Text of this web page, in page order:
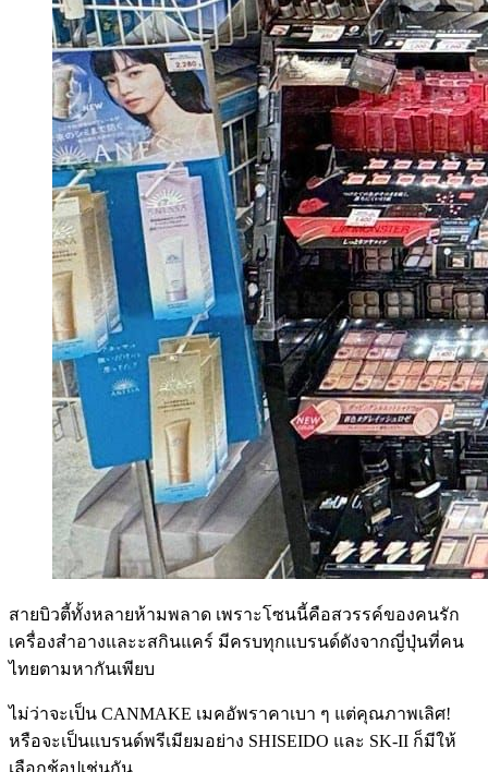
สายบิวตี้ทั้งหลายห้ามพลาด เพราะโซนนี้คือสวรรค์ของคนรัก
เครื่องสำอางและะสกินแคร์ มีครบทุกแบรนด์ดังจากญี่ปุ่นที่คน
ไทยตามหากันเพียบ
ไม่ว่าจะเป็น CANMAKE เมคอัพราคาเบา ๆ แต่คุณภาพเลิศ!
หรือจะเป็นแบรนด์พรีเมียมอย่าง SHISEIDO และ SK-II ก็มีให้
เลือกช้อปเช่นกัน